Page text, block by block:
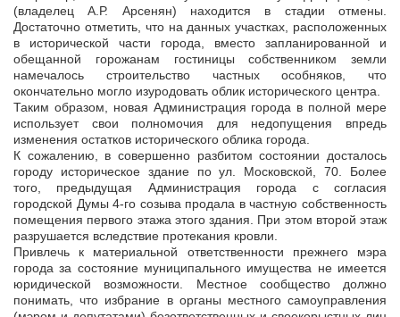
(владелец А.Р. Арсенян) находится в стадии отмены.
Достаточно отметить, что на данных участках, расположенных
в исторической части города, вместо запланированной и
обещанной горожанам гостиницы собственником земли
намечалось строительство частных особняков, что
окончательно могло изуродовать облик исторического центра.
Таким образом, новая Администрация города в полной мере
использует свои полномочия для недопущения впредь
изменения остатков исторического облика города.
К сожалению, в совершенно разбитом состоянии досталось
городу историческое здание по ул. Московской, 70. Более
того, предыдущая Администрация города с согласия
городской Думы 4-го созыва продала в частную собственность
помещения первого этажа этого здания. При этом второй этаж
разрушается вследствие протекания кровли.
Привлечь к материальной ответственности прежнего мэра
города за состояние муниципального имущества не имеется
юридической возможности. Местное сообщество должно
понимать, что избрание в органы местного самоуправления